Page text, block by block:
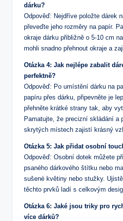
dárku?
Odpověď: Nejdříve položte dárek
převeďte jeho rozměry na papír.
okraje dárku přibližně o 5-10 cm
mohli snadno přehnout okraje a
Otázka 4: Jak nejlépe zabalit
perfektně?
Odpověď: Po umístění dárku na
papíru přes dárku, připevněte je
přehněte krátké strany tak, aby
Pamatujte, že precizní skládání a
skrytých místech zajistí krásný
Otázka 5: Jak přidat osobní
Odpověď: Osobní dotek můžete
psaného dárkového štítku nebo
sušené květiny nebo stužky.
těchto prvků ladí s celkovým
Otázka 6: Jaké jsou triky pro
více dárků?